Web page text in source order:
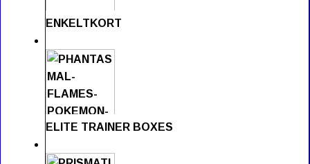
ENKELTKORT
ELITE TRAINER BOXES